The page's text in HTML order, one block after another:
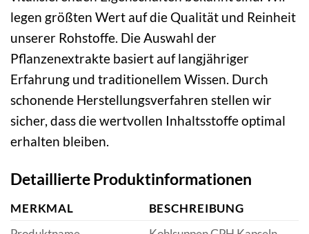
legen größten Wert auf die Qualität und Reinheit
unserer Rohstoffe. Die Auswahl der
Pflanzenextrakte basiert auf langjähriger
Erfahrung und traditionellem Wissen. Durch
schonende Herstellungsverfahren stellen wir
sicher, dass die wertvollen Inhaltsstoffe optimal
erhalten bleiben.
Detaillierte Produktinformationen
MERKMAL
BESCHREIBUNG